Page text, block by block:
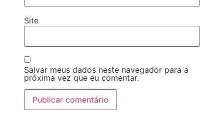
Site
Salvar meus dados neste navegador para a
próxima vez que eu comentar.